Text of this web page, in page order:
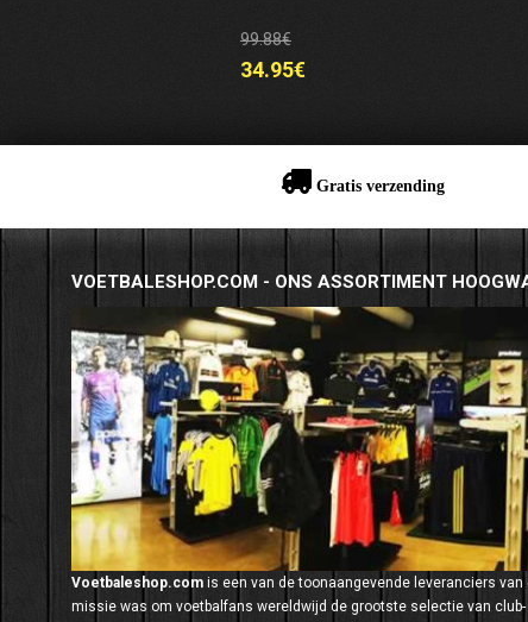
99.88€
34.95€
Gratis verzending
VOETBALESHOP.COM - ONS ASSORTIMENT
Voetbaleshop.com is een van de toonaangevende leveranciers van
missie was om voetbalfans wereldwijd de grootste selectie van